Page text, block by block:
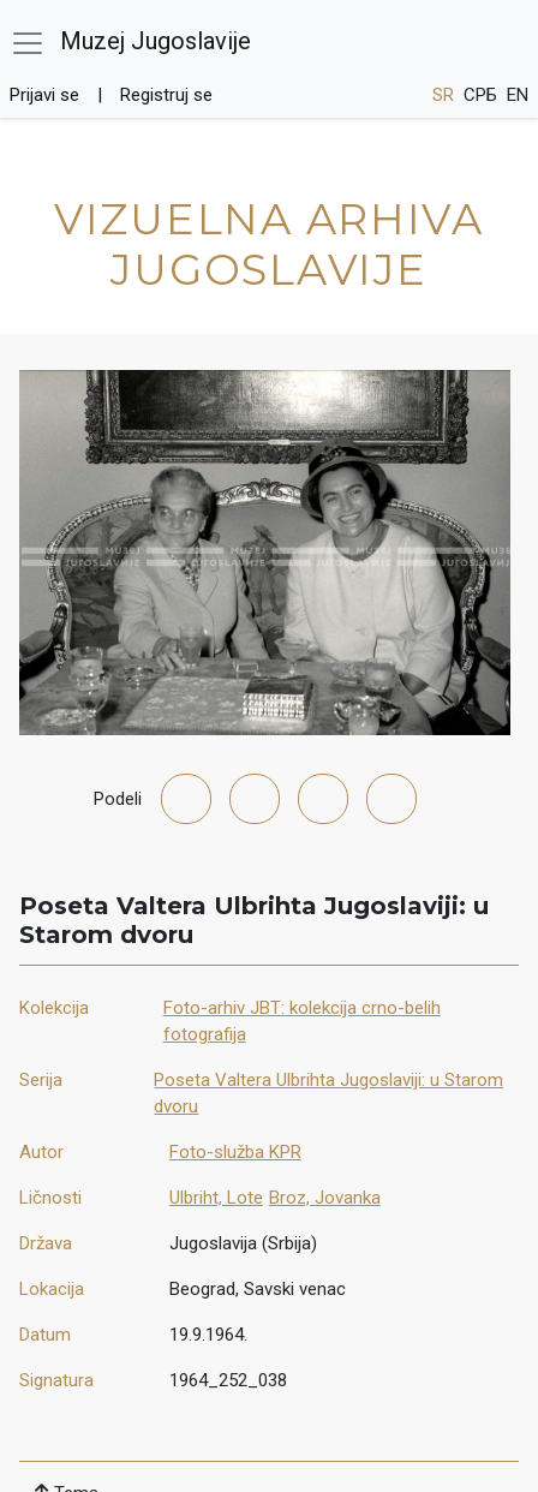
Muzej Jugoslavije
Prijavi se Registruj se SR СРБ EN
VIZUELNA ARHIVA
JUGOSLAVIJE
Podeli
Poseta Valtera Ulbrihta Jugoslaviji: u
Starom dvoru
Kolekcija
Foto-arhiv JBT: kolekcija crno-belih
fotografija
Serija
Poseta Valtera Ulbrihta Jugoslaviji: u Starom
dvoru
Autor Foto-služba KPR
Ličnosti Ulbriht, Lote Broz, Jovanka
Država Jugoslavija (Srbija)
Lokacija Beograd, Savski venac
Datum 19.9.1964.
Signatura 1964_252_038